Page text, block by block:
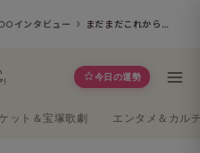
インタビュー まだまだこれから! 90歳の現役女優 草笛光子さん
今日の運勢
ット＆宝塚歌劇 エンタメ＆カル